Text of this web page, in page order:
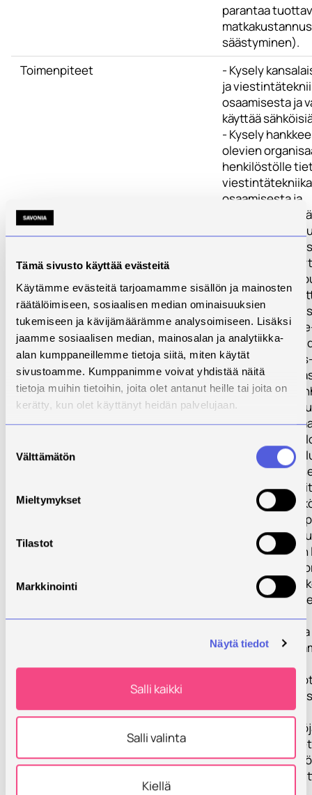
Tämä sivusto käyttää evästeitä
Käytämme evästeitä tarjoamamme sisällön ja mainosten
räätälöimiseen, sosiaalisen median ominaisuuksien
tukemiseen ja kävijämäärämme analysoimiseen. Lisäksi
jaamme sosiaalisen median, mainosalan ja analytiikka-
alan kumppaneillemme tietoja siitä, miten käytät
sivustoamme. Kumppanimme voivat yhdistää näitä
tietoja muihin tietoihin, joita olet antanut heille tai joita on
kerätty, kun olet käyttänyt heidän palvelujaan.
valinta
Välttämätön
Mieltymykset
Tilastot
Markkinointi
Näytä tiedot
Salli kaikki
Salli valinta
Kiellä
parantaa
säästyminen).
Toimenpiteet
- Kysely
ja
osaamisesta ja
käyttää
- Kysely
olevien
henkilöstölle
osaamisesta ja
valmmiuksista
sähköisiä
sähköisiä
- Henkilöstön
perehdytystä
käyttöön
- Hankkeen
omahoito,
lastenneuvola
asiakkaan
kuvataan
kehitetään
asiointia näihin
ja mallinnetaan
palvelut ja
työ- ja
-
sähköisten
käyttöönotto,
valmennetaan
asiakkaat
palveluja
- Kehitetään ja
käyttöön
konsultaatio- ja
- Etsitään
arvioidaan
palvelujen